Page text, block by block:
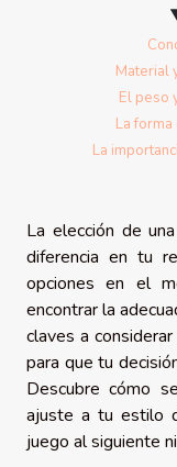
Material
El peso
La
La
La elección de
diferencia en tu
opciones en el
encontrar la
claves a
para que tu
Descubre cómo
ajuste a tu estilo
juego al siguiente